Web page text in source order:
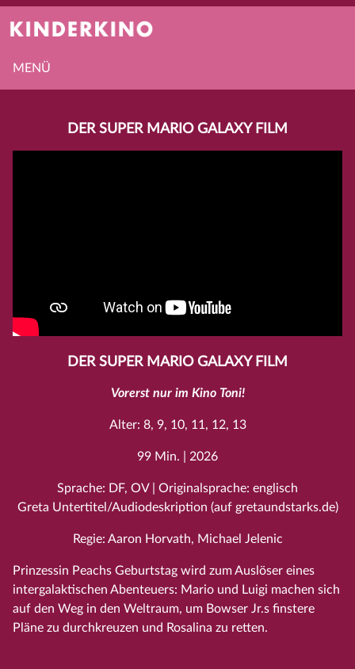
MENÜ
DER SUPER MARIO GALAXY FILM
DER SUPER MARIO GALAXY FILM
Vorerst nur im Kino Toni!
Alter: 8, 9, 10, 11, 12, 13
99 Min. | 2026
Sprache: DF, OV | Originalsprache: englisch
Greta Untertitel/Audiodeskription (auf gretaundstarks.de)
Regie: Aaron Horvath, Michael Jelenic
Prinzessin Peachs Geburtstag wird zum Auslöser eines
intergalaktischen Abenteuers: Mario und Luigi machen sich
auf den Weg in den Weltraum, um Bowser Jr.s finstere
Pläne zu durchkreuzen und Rosalina zu retten.